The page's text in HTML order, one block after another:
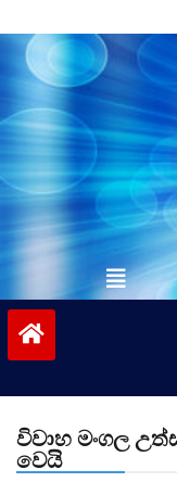
to
content
විවාහ මංගල
වෙයි